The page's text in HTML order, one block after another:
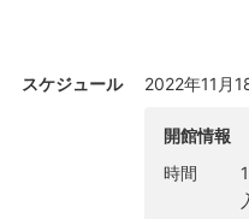
の物などが色彩豊かに描きこ
て見る人を惹きつけます。樹
絵画の物語を軽やかに導きま
本展タイトルは、美術館のコ
（inheritance）を平子という
スケジュール 2022年11月
開館情報
時間